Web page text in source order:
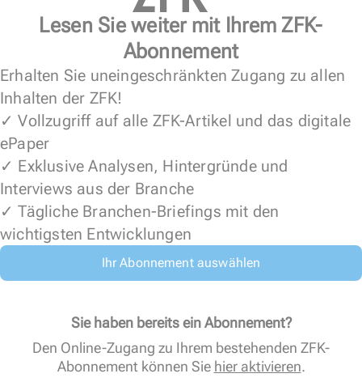
Lesen Sie weiter mit Ihrem ZFK-
Abonnement
Erhalten Sie uneingeschränkten Zugang zu allen
Inhalten der ZFK!
✓ Vollzugriff auf alle ZFK-Artikel und das digitale
ePaper
✓ Exklusive Analysen, Hintergründe und
Interviews aus der Branche
✓ Tägliche Branchen-Briefings mit den
wichtigsten Entwicklungen
Ihr Abonnement auswählen
Sie haben bereits ein Abonnement?
Den Online-Zugang zu Ihrem bestehenden ZFK-
Abonnement können Sie hier aktivieren.